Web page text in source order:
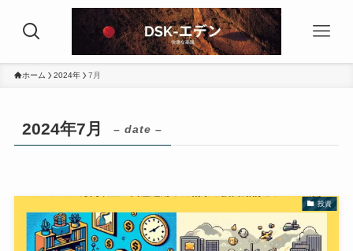
ホーム 2024年 7月
2024年7月 – date –
投資